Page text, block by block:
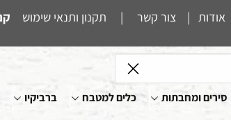
אודות | צור קשר | תקנון ותנאי שימוש
סירים ומחבתות כלים למטבח ברביקיו